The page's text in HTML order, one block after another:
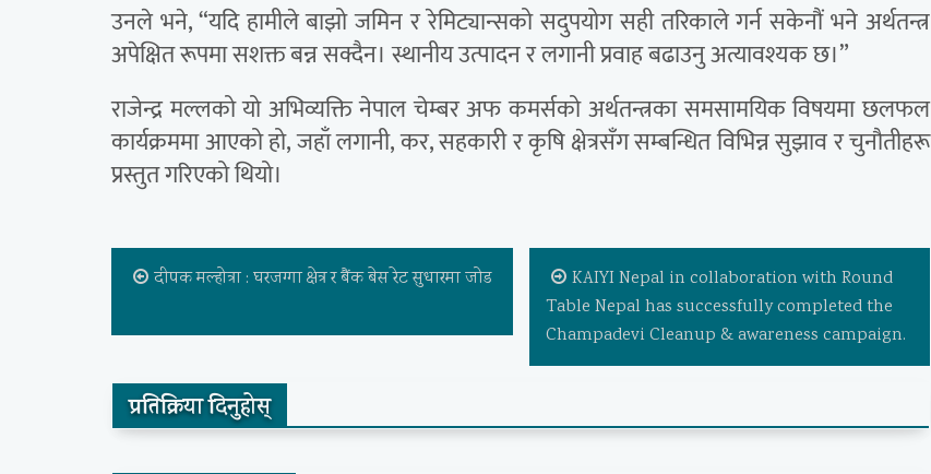
उनले भने, “यदि हामीले बाझो जमिन र रेमिट्यान्सको सदुपयोग सही तरिकाले गर्न सकेनौं भने अर्थतन्त्र
अपेक्षित रूपमा सशक्त बन्न सक्दैन। स्थानीय उत्पादन र लगानी प्रवाह बढाउनु अत्यावश्यक छ।”
राजेन्द्र मल्लको यो अभिव्यक्ति नेपाल चेम्बर अफ कमर्सको अर्थतन्त्रका समसामयिक विषयमा छलफल
कार्यक्रममा आएको हो, जहाँ लगानी, कर, सहकारी र कृषि क्षेत्रसँग सम्बन्धित विभिन्न सुझाव र चुनौतीहरू
प्रस्तुत गरिएको थियो।
दीपक मल्होत्रा : घरजग्गा क्षेत्र र बैंक बेस रेट सुधारमा जोड
KAIYI Nepal in collaboration with Round
Table Nepal has successfully completed the
Champadevi Cleanup & awareness campaign.
प्रतिक्रिया दिनुहोस्